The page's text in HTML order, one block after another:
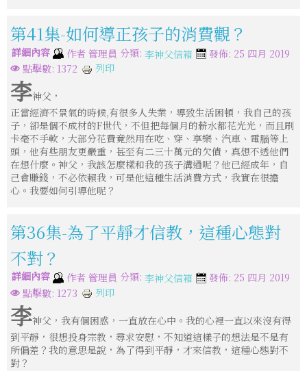
第41集-如何導正孩子的消費觀？
詳細內容 作者 管理員 分類: 李神父信箱
發佈: 25 四月 2019
點擊數: 1372
列印
李神父，
正當經濟不景氣的時候,有很多人失業，導致生活困頓，我自己的孩
子，卻是個不成材的F世代，不但把每個月的薪水都花光光，而且刷
卡毫不手軟，大部分花費竟然用在吃、穿、享樂、汽車、電腦等上
頭，他有些朋友更嚴重，甚至有二三十萬元的欠債，真想不透他們
在想什麼。神父，我該怎麼樣和我的孩子溝通呢？他已經成年，自
己會賺錢，不必依賴我，可是他這種生活消費方式，我實在很擔
心。我要如何引導他呢？
第36集-為了平靜才信教，這種心態對
不對？
詳細內容 作者 管理員 分類: 李神父信箱
發佈: 25 四月 2019
點擊數: 1273
列印
李神父，我有個困惑，一直放在心中。我的心裡一直以來沒有得
到平靜，很想投身宗教，尋求安慰，不知道這樣子的想法是不是有
所偏差？我的意思是說，為了得到平靜，才來信教，這種心態對不
對？